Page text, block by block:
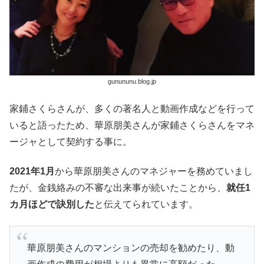
gunununu.blog.jp
家鋪さくらさんが、多くの著名人と動画作成などを行って
いると語ったため、華原朋美さんが家鋪さくらさんをマネ
ージャとして契約する事に。
2021年1月 から華原朋美さんのマネジャーを務めていまし
たが、金銭絡みの不審な出来事が続いたことから、 就任1
カ月ほどで訣別したと伝えてられています。
華原朋美さんのマンションの売却を勧めたり、動